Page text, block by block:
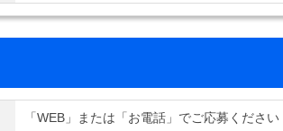
「WEB」または「お電話」でご応募ください